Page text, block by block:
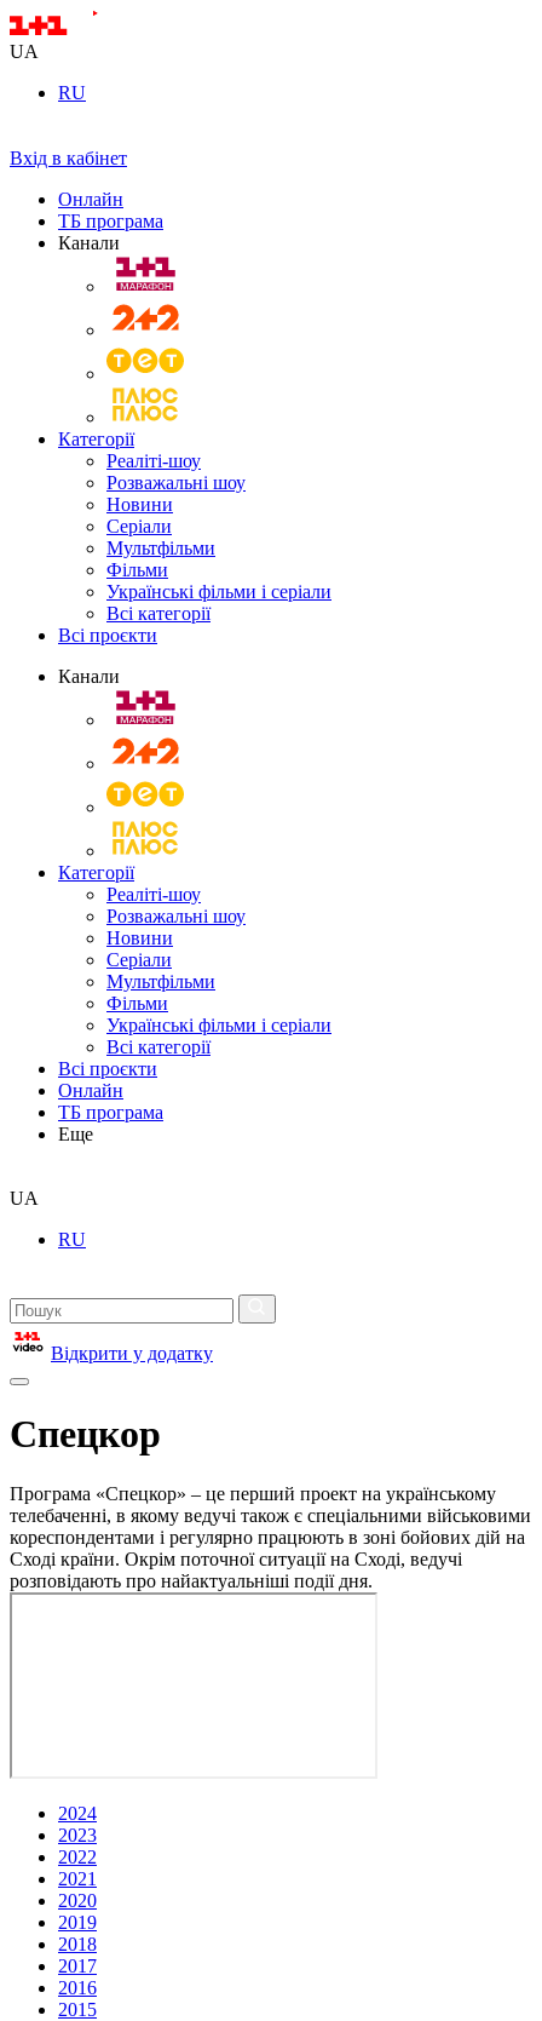
UA
RU
Вхід в кабінет
Онлайн
ТБ програма
Канали
Категорії
Реаліті-шоу
Розважальні шоу
Новини
Серіали
Мультфільми
Фільми
Українські фільми і серіали
Всі категорії
Всі проєкти
Канали
Категорії
Реаліті-шоу
Розважальні шоу
Новини
Серіали
Мультфільми
Фільми
Українські фільми і серіали
Всі категорії
Всі проєкти
Онлайн
ТБ програма
Еще
UA
RU
Відкрити у додатку
Спецкор
Програма «Спецкор» – це перший проект на українському
телебаченні, в якому ведучі також є спеціальними військовими
кореспондентами і регулярно працюють в зоні бойових дій на
Сході країни. Окрім поточної ситуації на Сході, ведучі
розповідають про найактуальніші події дня.
2024
2023
2022
2021
2020
2019
2018
2017
2016
2015